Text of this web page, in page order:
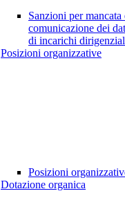
Sanzioni per
comunicazione dei
di incarichi
Posizioni organizzative
Posizioni
Dotazione organica